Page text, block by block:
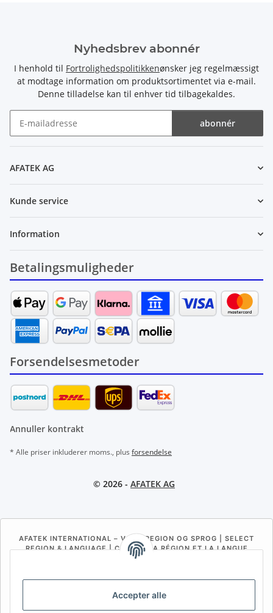
Accepter alle
Nyhedsbrev abonnér
I henhold til Fortrolighedspolitikkenønsker jeg regelmæssigt
at modtage information om produktsortimentet via e-mail.
Denne tilladelse kan til enhver tid tilbagekaldes.
abonnér
AFATEK AG
Kunde service
Information
Betalingsmuligheder
Forsendelsesmetoder
Annuller kontrakt
* Alle priser inkluderer moms., plus forsendelse
© 2026 - AFATEK AG
AFATEK INTERNATIONAL – VÆLG REGION OG SPROG | SELECT
REGION & LANGUAGE | CHOISIR LA RÉGION ET LA LANGUE
BE (NL) BE (FR)